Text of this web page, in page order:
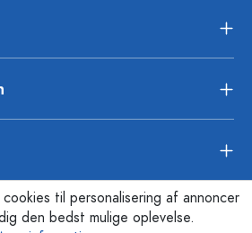
til personalisering af annoncer
den bedst mulige oplevelse.